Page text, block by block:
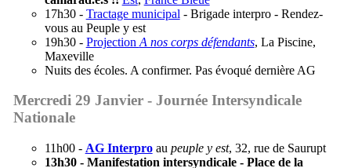
Mercredi 29 Janvier - Journée Intersyndicale
Nationale
11h00 - AG Interproau peuple y est, 32, rue de Saurupt
13h30 - Manifestation intersyndicale - Place de la
17h30 - Tractage municipal - Brigade interpro - Rendez-
vous au Peuple y est
19h30 - Projection A nos corps défendants, La Piscine,
Maxeville
Nuits des écoles. A confirmer. Pas évoqué dernière AG